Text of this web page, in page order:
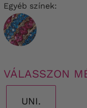
Egyéb színek:
VÁLASSZON
UNI.